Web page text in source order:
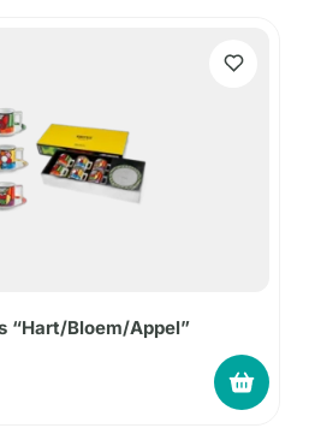
“Hart/Bloem/Appel”